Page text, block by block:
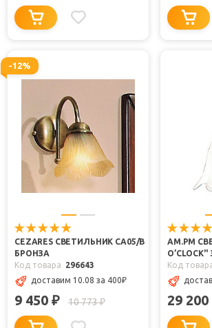
-12%
CEZARES СВЕТИЛЬНИК CA05/B
БРОНЗА
Код товара
296643
доставим 10.08 за 400₽
9 450 ₽ 10 773₽
AM.PM
Код
29 200